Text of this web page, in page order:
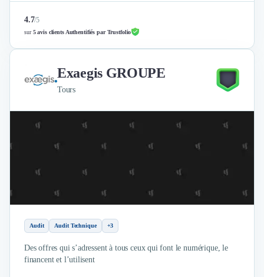
Réalité Virtuelle (VR)
Bureaux d'Entreprise
Déménagement
Impression
Traduction
Conception & Aménagement de Bureaux
Sourcing et Imports
Office Management
Accélérateurs et incubateurs
Réhabilitation et maintenance
Logiciel PropTech
Désinfection & décontamination
4.7/5
sur5 avis clients Authentifiés par Trustfolio
Exaegis GROUPE
Tours
Audit Audit Technique +3
Des offres qui s’adressent à tous ceux qui font le numérique, le
financent et l’utilisent